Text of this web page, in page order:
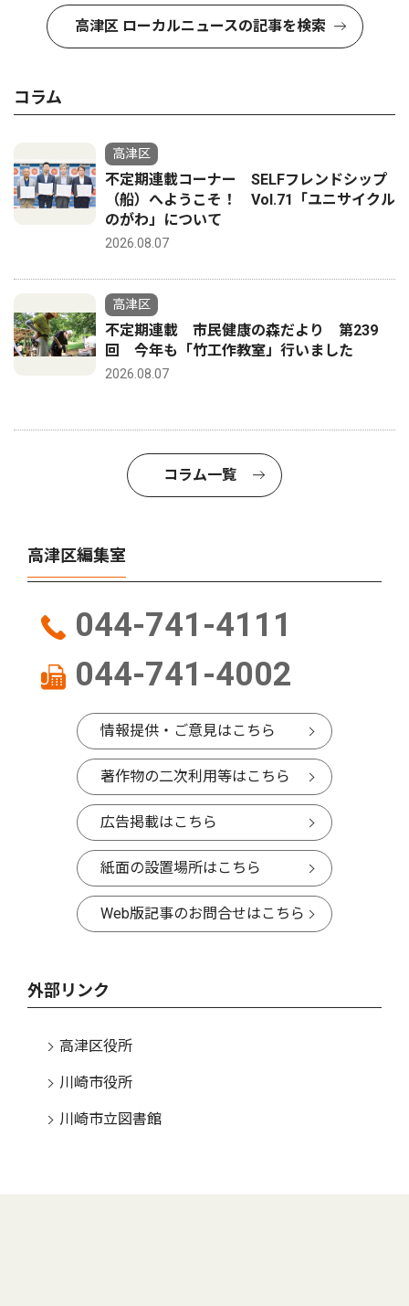
高津区 ローカルニュースの記事を検索
コラム
高津区
不定期連載コーナー SELFフレンドシップ
（船）へようこそ！ Vol.71「ユニサイクル
のがわ」について
2026.08.07
高津区
不定期連載 市民健康の森だより 第239
回 今年も「竹工作教室」行いました
2026.08.07
コラム一覧
高津区編集室
044-741-4111
044-741-4002
情報提供・ご意見はこちら
著作物の二次利用等はこちら
広告掲載はこちら
紙面の設置場所はこちら
Web版記事のお問合せはこちら
外部リンク
高津区役所
川崎市役所
川崎市立図書館